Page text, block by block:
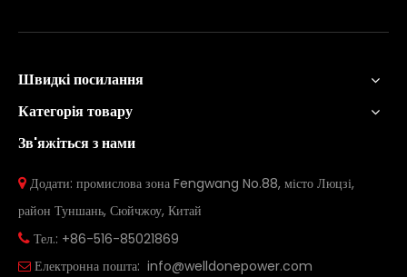
Швидкі посилання
Категорія товару
Зв'яжіться з нами
 Додати: промислова зона Fengwang No.88, місто Люцзі,
район Туншань, Сюйчжоу, Китай
 Тел.: +86-516-85021869
 Електронна пошта: info@welldonepower.com